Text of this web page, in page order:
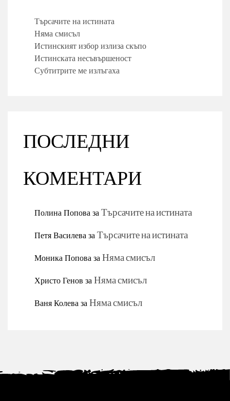
Търсачите на истината
Няма смисъл
Истинският избор излиза скъпо
Истинската несъвършеност
Субтитрите ме излъгаха
ПОСЛЕДНИ
КОМЕНТАРИ
Полина ПоповазаТърсачите на истината
Петя ВасилевазаТърсачите на истината
Моника ПоповазаНяма смисъл
Христо ГеновзаНяма смисъл
Ваня КолевазаНяма смисъл